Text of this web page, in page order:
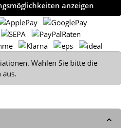
anzeigen
Wählen Sie bitte die
aus.